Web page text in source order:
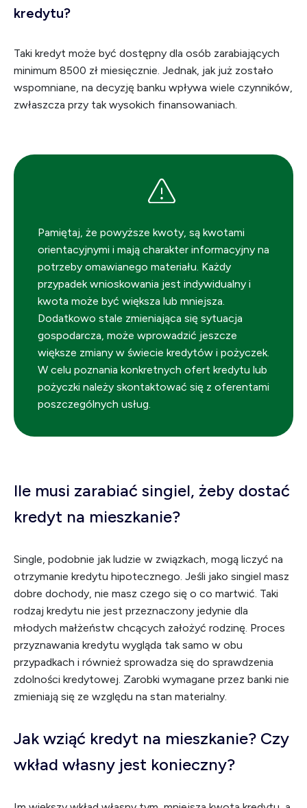
kredytu?
Taki kredyt może być dostępny dla osób zarabiających
minimum 8500 zł miesięcznie. Jednak, jak już zostało
wspomniane, na decyzję banku wpływa wiele czynników,
zwłaszcza przy tak wysokich finansowaniach.
Pamiętaj, że powyższe kwoty, są kwotami
orientacyjnymi i mają charakter informacyjny na
potrzeby omawianego materiału. Każdy
przypadek wnioskowania jest indywidualny i
kwota może być większa lub mniejsza.
Dodatkowo stale zmieniająca się sytuacja
gospodarcza, może wprowadzić jeszcze
większe zmiany w świecie kredytów i pożyczek.
W celu poznania konkretnych ofert kredytu lub
pożyczki należy skontaktować się z oferentami
poszczególnych usług.
Ile musi zarabiać singiel, żeby dostać
kredyt na mieszkanie?
Single, podobnie jak ludzie w związkach, mogą liczyć na
otrzymanie kredytu hipotecznego. Jeśli jako singiel masz
dobre dochody, nie masz czego się o co martwić. Taki
rodzaj kredytu nie jest przeznaczony jedynie dla
młodych małżeństw chcących założyć rodzinę. Proces
przyznawania kredytu wygląda tak samo w obu
przypadkach i również sprowadza się do sprawdzenia
zdolności kredytowej. Zarobki wymagane przez banki nie
zmieniają się ze względu na stan materialny.
Jak wziąć kredyt na mieszkanie? Czy
wkład własny jest konieczny?